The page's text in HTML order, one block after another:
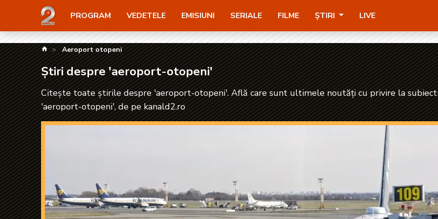
Știri despre 'aeroport-otopeni'| kanald2.ro
PROGRAM VEDETELE EMISIUNI SERIALE FILME ȘTIRI LIVE
kanald.ro
Aeroport otopeni
Știri despre 'aeroport-otopeni'
Citește toate știrile despre 'aeroport-otopeni'. Află care sunt ultimele noutăți cu privire la
'aeroport-otopeni', de pe kanald2.ro